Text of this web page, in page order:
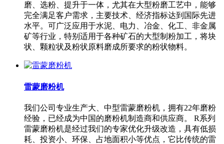
磨、选粉、提升于一体，尤其在大型粉磨工艺中，能够
完全满足客户需求，主要技术、经济指标达到国际先进
水平。可广泛应用于水泥、电力、冶金、化工、非金属
矿等行业，特别适用于各种矿石的大型制粉加工，将块
状、颗粒状及粉状原料磨成所要求的粉状物料。
雷蒙磨粉机
我们公司专业生产大、中型雷蒙磨粉机，拥有22年磨粉
经验，已经成为中国的磨粉机制造商和供应商。 R系列
雷蒙磨粉机是经过我们的专家优化升级改造，具有低损
耗、投资小、环保、占地面积小等优点，它比传统的雷